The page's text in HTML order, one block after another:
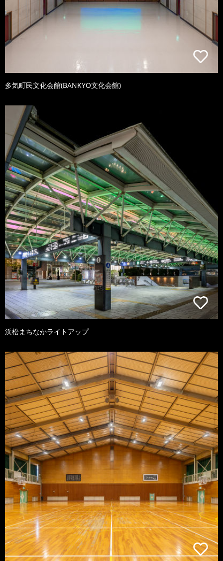
多気町民文化会館(BANKYO文化会館)
浜松まちなかライトアップ